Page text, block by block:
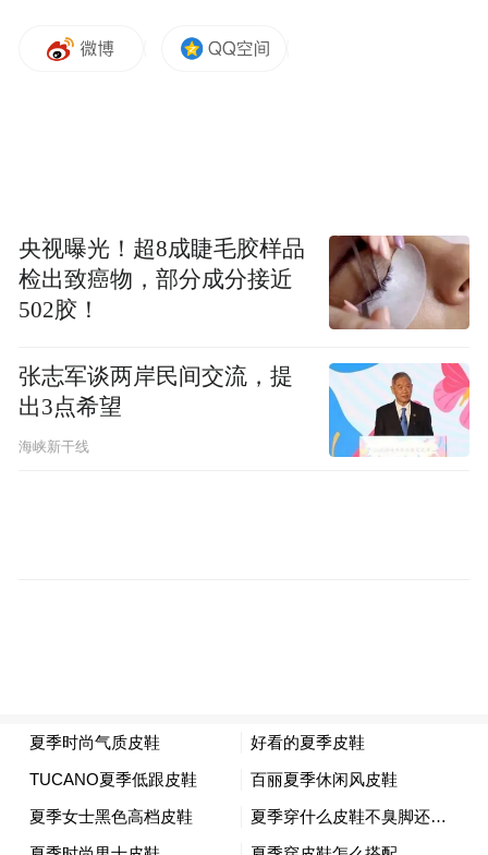
00:00 02:41
绝美历山好运来
在繁忙的都市生活中
00:00 01:00
央视曝光！超8成睫毛胶样品
检出致癌物，部分成分接近
502胶！
张志军谈两岸民间交流，提
出3点希望
海峡新干线